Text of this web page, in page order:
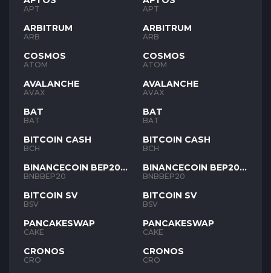
APT
ARBITRUM
ARB
COSMOS
ATOM
AVALANCHE
AVAX
BAT
BAT
BITCOIN CASH
BCH
BINANCECOIN BEP20
BNB
BNBBEP20
BITCOIN SV
BSV
PANCAKESWAP
CAKE
CRONOS
CRO
APT
ARBITRUM
ARB
COSMOS
ATOM
AVALANCHE
AVAX
BAT
BAT
BITCOIN CASH
BCH
BINANCECOIN BEP20
BNB
BNBBEP20
BITCOIN SV
BSV
PANCAKESWAP
CAKE
CRONOS
CRO